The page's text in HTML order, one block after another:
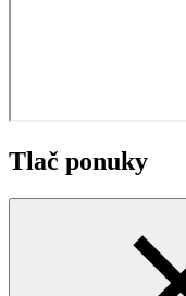
Tlač ponuky